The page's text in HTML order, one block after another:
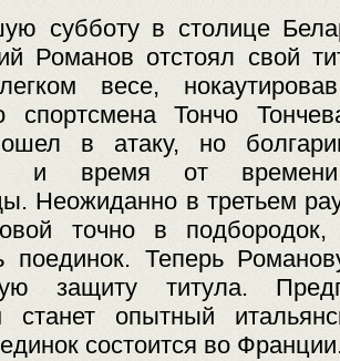
субботу в столице
Романов отстоял свой
весе,
спортсмена Тончо
в атаку, но
и время от
Неожиданно в третьем
точно в
поединок. Теперь
защиту титула.
станет опытный
состоится во